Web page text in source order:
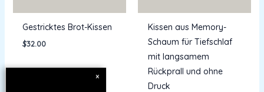
Gestricktes Brot-Kissen
$32.00
Kissen aus Memory-
Schaum für Tiefschlaf
mit langsamem
Rückprall und ohne
Druck
×